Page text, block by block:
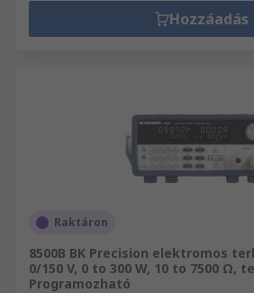
Hozzáadás
Raktáron
8500B BK Precision elektromos
0/150 V, 0 to 300 W, 10 to 7500 Ω,
Programozható